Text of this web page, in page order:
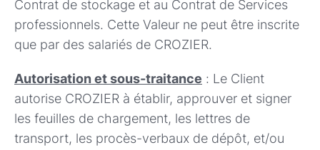
Contrat de stockage et au Contrat de Services
professionnels. Cette Valeur ne peut être inscrite
que par des salariés de CROZIER.
Autorisation et sous-traitance : Le Client
autorise CROZIER à établir, approuver et signer
les feuilles de chargement, les lettres de
transport, les procès-verbaux de dépôt, et/ou